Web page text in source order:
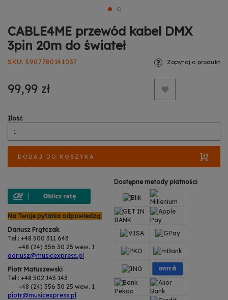
CABLE4ME przewód kabel DMX
3pin 20m do świateł
SKU 5907780141037
99,99 zł
Zapytaj o produkt
Ilość
DODAJ DO KOSZYKA
Na Twoje pytania odpowiedzą:
Dariusz Frątczak
Tel.: +48 500 311 643
+48 (24) 356 30 25 wew. 1
dariusz@musicexpress.pl
Piotr Matuszewski
Tel.: +48 502 143 143
+48 (24) 356 30 25 wew. 1
piotr@musicexpress.pl
Dostępne metody płatności